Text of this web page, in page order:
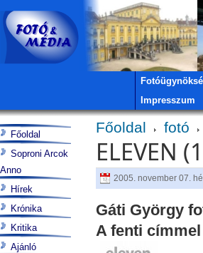
Impresszum
Főoldal fotó
ELEVEN
2005. november 07.
Gáti György
A fenti
Főoldal
Soproni Arcok
Anno
Hírek
Krónika
Kritika
Ajánló